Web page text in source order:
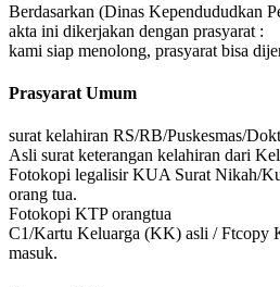
Berdasarkan (Dinas Kependududkan
akta ini dikerjakan dengan prasyarat :
kami siap menolong, prasyarat bisa
Prasyarat Umum
surat kelahiran RS/RB/Puskesmas/
Asli surat keterangan kelahiran dari
Fotokopi legalisir KUA Surat Nikah/
orang tua.
Fotokopi KTP orangtua
C1/Kartu Keluarga (KK) asli / Ftcopy
masuk.